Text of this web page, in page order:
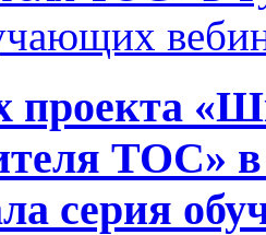
проекта
ТОС»
серия